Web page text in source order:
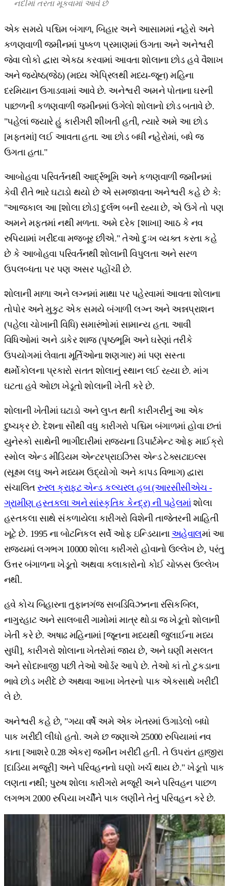
નદીમાં તરતા મૂકવામાં આવે છે
એક સમયે પશ્ચિમ બંગાળ, બિહાર અને આસામમાં નહેરો અને
કળણવાળી જમીનમાં પુષ્કળ પ્રમાણમાં ઉગતા અને અનેશ્વરી
જેવા લોકો દ્વારા એકઠા કરવામાં આવતા શોલાના છોડ હવે વૈશાખ
અને જ્યેષ્ઠ(જેઠ) (મધ્ય એપ્રિલથી મધ્ય-જૂન) મહિના
દરમિયાન ઉગાડવામાં આવે છે. અનેશ્વરી અમને પોતાના ઘરની
પાછળની કળણવાળી જમીનમાં ઉગેલો શોલાનો છોડ બતાવે છે.
"પહેલાં જ્યારે હું કારીગરી શીખતી હતી, ત્યારે અમે આ છોડ
[મફતમાં] લઈ આવતા હતા. આ છોડ બધી નહેરોમાં, બધે જ
ઉગતા હતા."
આબોહવા પરિવર્તનથી આર્દ્રભૂમિ અને કળણવાળી જમીનમાં
કેવી રીતે ભારે ઘટાડો થયો છે એ સમજાવતા અનેશ્વરી કહે છે કે:
"આજકાલ આ [શોલા છોડ] દુર્લભ બની રહ્યા છે, એ ઉગે તો પણ
અમને મફતમાં નથી મળતા. અમે દરેક [શાખા] આઠ કે નવ
રુપિયામાં ખરીદવા મજબૂર છીએ." તેઓ દુઃખ વ્યક્ત કરતા કહે
છે કે આબોહવા પરિવર્તનથી શોલાની વિપુલતા અને સરળ
ઉપલબ્ધતા પર પણ અસર પહોંચી છે.
શોલાની માળા અને લગ્નમાં માથા પર પહેરવામાં આવતા શોલાના
તોપોર અને મુકુટ એક સમયે બંગાળી લગ્ન અને અન્નપ્રાશન
(પહેલા ચોખાની વિધિ) સમારંભોમાં સામાન્ય હતા. આવી
વિધિઓમાં અને ડાકેર શાજ (પૃષ્ઠભૂમિ અને ઘરેણાં તરીકે
ઉપયોગમાં લેવાતા મૂર્તિઓના શણગાર) માં પણ સસ્તા
થર્મોકોલના પ્રકારો સતત શોલાનું સ્થાન લઈ રહ્યા છે. માંગ
ઘટતા હવે ઓછા ખેડૂતો શોલાની ખેતી કરે છે.
શોલાની ખેતીમાં ઘટાડો અને લુપ્ત થતી કારીગરીનું આ એક
દુષ્ચક્ર છે. દેશના સૌથી વધુ કારીગરો પશ્ચિમ બંગાળમાં હોવા છતાં
યુનેસ્કો સાથેની ભાગીદારીમાં રાજ્યના ડિપાર્ટમેન્ટ ઓફ માઈક્રો
સ્મોલ એન્ડ મીડિયમ એન્ટરપ્રાઇઝિસ એન્ડ ટેક્સટાઇલ્સ
(સૂક્ષ્મ લઘુ અને મધ્યમ ઉદ્યોગો અને કાપડ વિભાગ) દ્વારા
સંચાલિતરુરલ ક્રાફટ એન્ડ કલ્ચરલ હબ (આરસીસીએચ -
ગ્રામીણ હસ્તકલા અને સાંસ્કૃતિક કેન્દ્ર) ની પહેલમાંશોલા
હસ્તકલા સાથે સંકળાયેલા કારીગરો વિશેની તાજેતરની માહિતી
ખૂટે છે. 1995 ના બોટનિકલ સર્વે ઓફ ઇન્ડિયાના અહેવાલમાં આ
રાજ્યમાં લગભગ 10000 શોલા કારીગરો હોવાનો ઉલ્લેખ છે, પરંતુ
ઉત્તર બંગાળના ખેડૂતો અથવા કલાકારોનો કોઈ ચોક્કસ ઉલ્લેખ
નથી.
હવે કોચ બિહારના તુફાનગંજ સબડિવિઝનના રસિકબિલ,
નાગુરહાટ અને સાલબારી ગામોમાં માત્ર થોડા જ ખેડૂતો શોલાની
ખેતી કરે છે. અષાઢ મહિનામાં [જૂનના મધ્યથી જુલાઈના મધ્ય
સુધી], કારીગરો શોલાના ખેતરોમાં જાય છે, અને ઘણી મસલત
અને સોદાબાજી પછી તેઓ ઓર્ડર આપે છે. તેઓ કાં તો ટુકડાના
ભાવે છોડ ખરીદે છે અથવા આખા ખેતરનો પાક એકસાથે ખરીદી
લે છે.
અનેશ્વરી કહે છે, "ગયા વર્ષે અમે એક ખેતરમાં ઉગાડેલો બધો
પાક ખરીદી લીધો હતો. અમે છ જણાએ 25000 રુપિયામાં નવ
કાતા [આશરે 0.28 એકર] જમીન ખરીદી હતી. તે ઉપરાંત હાજીરા
[દાડિયા મજૂરી] અને પરિવહનનો ઘણો ખર્ચ થાય છે." ખેડૂતો પાક
લણતા નથી; પુરુષ શોલા કારીગરો મજૂરી અને પરિવહન પાછળ
લગભગ 2000 રુપિયા ખર્ચીને પાક લણીને તેનું પરિવહન કરે છે.